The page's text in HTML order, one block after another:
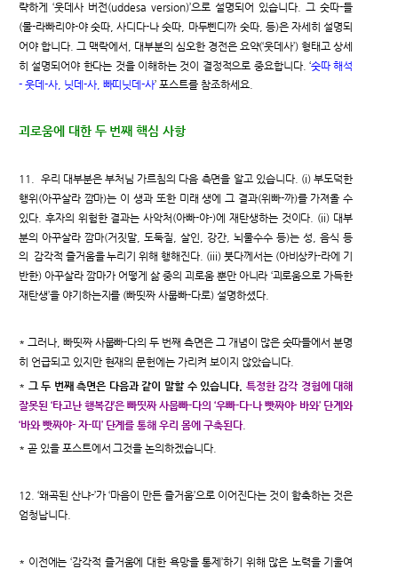
략하게 ‘웃데사 버전(uddesa version)’으로 설명되어 있습니다. 그 숫따-들
(물-라빠리야-야 숫따, 사디다-나 숫따, 마두삔디까 숫따, 등)은 자세히 설명되
어야 합니다. 그 맥락에서, 대부분의 심오한 경전은 요약(‘웃데사’) 형태고 상세
히 설명되어야 한다는 것을 이해하는 것이 결정적으로 중요합니다. ‘숫따 해석
- 웃데-사, 닛데-사, 빠띠닛데-사’ 포스트를 참조하세요.
괴로움에 대한 두 번째 핵심 사항
11. 우리 대부분은 부처님 가르침의 다음 측면을 알고 있습니다. (i) 부도덕한
행위(아꾸살라 깜마)는 이 생과 또한 미래 생에 그 결과(위빠-까)를 가져올 수
있다. 후자의 위험한 결과는 사악처(아빠-야-)에 재탄생하는 것이다. (ii) 대부
분의 아꾸살라 깜마(거짓말, 도둑질, 살인, 강간, 뇌물수수 등)는 성, 음식 등
의 감각적 즐거움을 누리기 위해 행해진다. (iii) 붓다께서는 (아비상카-라에 기
반한) 아꾸살라 깜마가 어떻게 삶 중의 괴로움 뿐만 아니라 ‘괴로움으로 가득한
재탄생’을 야기하는지를 (빠띳짜 사뭅빠-다로) 설명하셨다.
* 그러나, 빠띳짜 사뭅빠-다의 두 번째 측면은 그 개념이 많은 숫따들에서 분명
히 언급되고 있지만 현재의 문헌에는 가리켜 보이지 않았습니다.
* 그 두 번째 측면은 다음과 같이 말할 수 있습니다. 특정한 감각 경험에 대해
잘못된 ‘타고난 행복감’은 빠띳짜 사뭅빠-다의 ‘우빠-다-나 빳짜야- 바와’ 단계와
‘바와 빳짜야- 자-띠’ 단계를 통해 우리 몸에 구축된다.
* 곧 있을 포스트에서 그것을 논의하겠습니다.
12. ‘왜곡된 산냐-’가 ‘마음이 만든 즐거움’으로 이어진다는 것이 함축하는 것은
엄청납니다.
* 이전에는 ‘감각적 즐거움에 대한 욕망을 통제’하기 위해 많은 노력을 기울여